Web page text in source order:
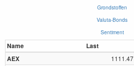
Grondstoffen
Valuta-Bonds
Sentiment
Name Last
AEX
1111.47